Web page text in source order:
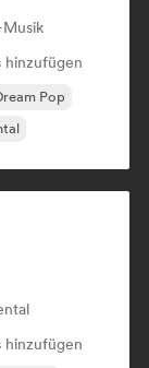
hinzufügen
Pop
hinzufügen